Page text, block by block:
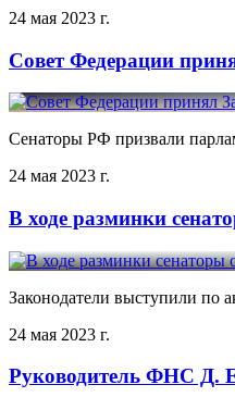
24 мая 2023 г.
Совет Федерации
Сенаторы РФ призвали
24 мая 2023 г.
В ходе разминки
Законодатели выступили по
24 мая 2023 г.
Руководитель ФНС Д.